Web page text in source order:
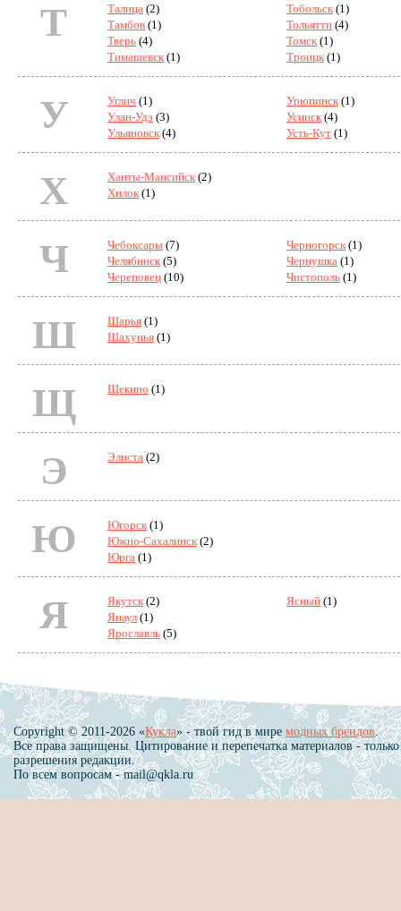
Т Талица (2)
Тамбов (1)
Тверь (4)
Тимашевск (1)
Тобольск (1)
Тольятти (4)
Томск (1)
Троицк (1)
У Углич (1)
Улан-Удэ (3)
Ульяновск (4)
Урюпинск (1)
Усинск (4)
Усть-Кут (1)
Х Ханты-Мансийск (2)
Хилок (1)
Ч Чебоксары (7)
Челябинск (5)
Череповец (10)
Черногорск (1)
Чернушка (1)
Чистополь (1)
Ш Шарья (1)
Шахунья (1)
Щ Щекино (1)
Э Элиста (2)
Ю Югорск (1)
Южно-Сахалинск (2)
Юрга (1)
Я Якутск (2)
Янаул (1)
Ярославль (5)
Ясный (1)
Copyright © 2011-2026 «Кукла» - твой гид в мире модных брендов.
Все права защищены. Цитирование и перепечатка материалов - только
разрешения редакции.
По всем вопросам - mail@qkla.ru